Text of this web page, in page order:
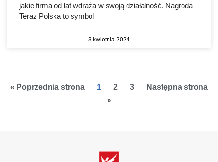
jakie firma od lat wdraża w swoją działalność. Nagroda
Teraz Polska to symbol
3 kwietnia 2024
« Poprzednia strona 1 2 3
Następna strona
»